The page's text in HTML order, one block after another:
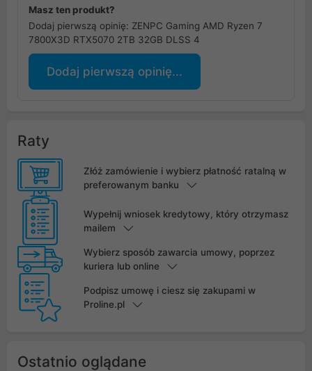
Masz ten produkt?
Dodaj pierwszą opinię: ZENPC Gaming AMD Ryzen 7
7800X3D RTX5070 2TB 32GB DLSS 4
Dodaj pierwszą opinię...
Raty
Złóż zamówienie i wybierz płatność ratalną w
preferowanym banku
Wypełnij wniosek kredytowy, który otrzymasz
mailem
Wybierz sposób zawarcia umowy, poprzez
kuriera lub online
Podpisz umowę i ciesz się zakupami w
Proline.pl
Ostatnio oglądane